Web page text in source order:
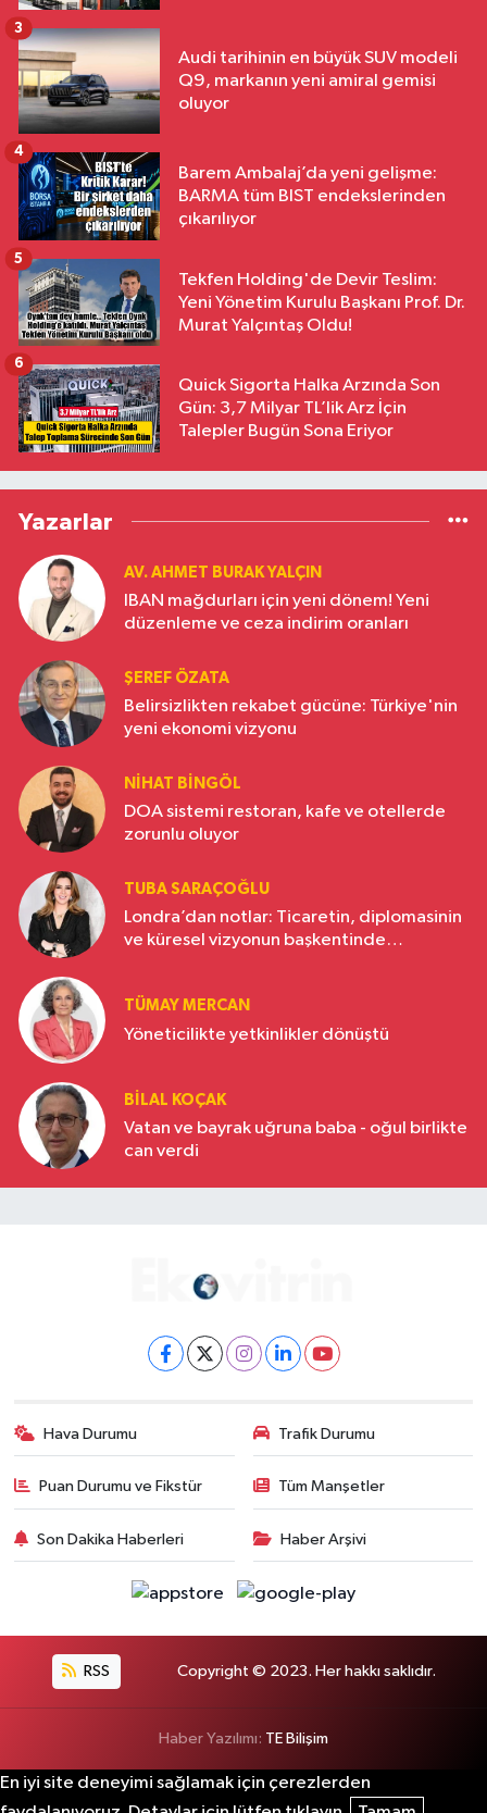
Audi tarihinin en büyük SUV modeli
Q9, markanın yeni amiral gemisi
oluyor
3
Barem Ambalaj’da yeni gelişme:
BARMA tüm BIST endekslerinden
çıkarılıyor
4
Tekfen Holding'de Devir Teslim:
Yeni Yönetim Kurulu Başkanı Prof. Dr.
Murat Yalçıntaş Oldu!
5
Quick Sigorta Halka Arzında Son
Gün: 3,7 Milyar TL’lik Arz İçin
Talepler Bugün Sona Eriyor
6
Yazarlar
AV. AHMET BURAK YALÇIN
IBAN mağdurları için yeni dönem! Yeni
düzenleme ve ceza indirim oranları
ŞEREF ÖZATA
Belirsizlikten rekabet gücüne: Türkiye'nin
yeni ekonomi vizyonu
NIHAT BINGÖL
DOA sistemi restoran, kafe ve otellerde
zorunlu oluyor
TUBA SARAÇOĞLU
Londra’dan notlar: Ticaretin, diplomasinin
ve küresel vizyonun başkentinde
TÜMAY MERCAN
Yöneticilikte yetkinlikler dönüştü
BILAL KOÇAK
Vatan ve bayrak uğruna baba - oğul birlikte
can verdi
Hava Durumu Trafik Durumu
Puan Durumu ve Fikstür Tüm Manşetler
Son Dakika Haberleri Haber Arşivi
RSS Copyright © 2023. Her hakkı saklıdır.
Haber Yazılımı: TE Bilişim
En iyi site deneyimi sağlamak için çerezlerden